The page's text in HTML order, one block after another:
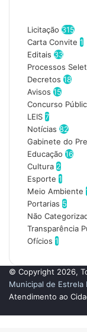
o
s
e
u
e
n
d
e
r
e
ç
o
d
e
e
m
a
i
Licitação 315
Carta Convite 1
Editais 33
Processos
Decretos 18
Avisos 15
Concurso
LEIS 7
Notícias 82
Gabinete do
Educação 16
Cultura 2
Esporte 1
Meio Ambiente
Portarias 5
Não
Transparência
Ofícios 1
© Copyright 2026,
Municipal de Estrela
Atendimento ao